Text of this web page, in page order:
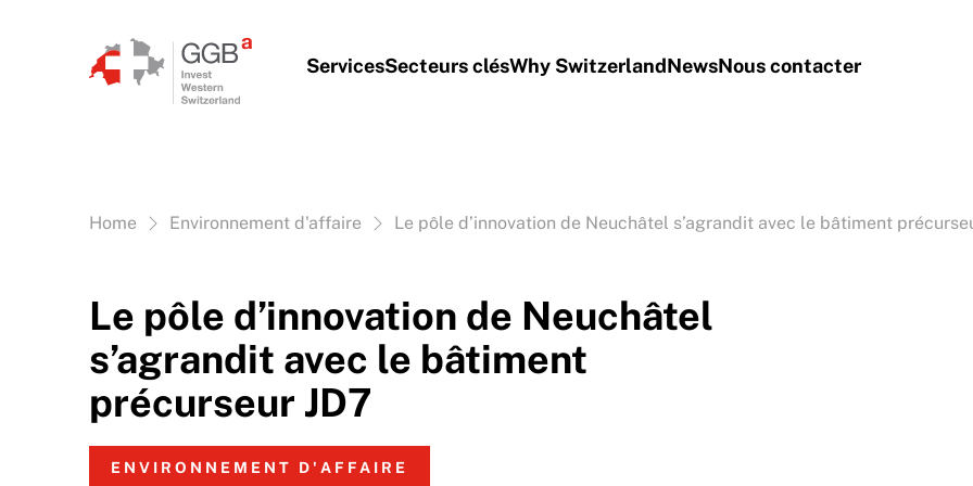
ServicesSecteurs clésWhy SwitzerlandNewsNous contacter
Vous êtes ici:
Home Environnement d'affaire Le pôle d’innovation de Neuchâtel s’agrandit avec le bâtiment
Le pôle d’innovation de Neuchâtel
s’agrandit avec le bâtiment
précurseur JD7
ENVIRONNEMENT D'AFFAIRE